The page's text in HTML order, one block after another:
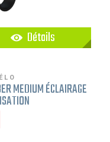
Détails
MEDIUM ÉCLAIRAGE